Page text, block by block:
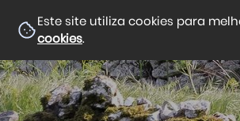
Este site utiliza cookies para
cookies.